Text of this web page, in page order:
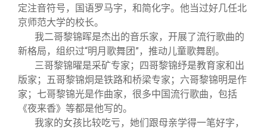
定注音符号，国语罗马字，和简化字。他当过好几任北
京师范大学的校长。
我二哥黎锦晖是杰出的音乐家，开展了流行歌曲的
新格局，组织过“明月歌舞团”，推动儿童歌舞剧。
三哥黎锦曜是采矿专家；四哥黎锦纾是教育家和出
版家；五哥黎锦炯是铁路和桥梁专家；六哥黎锦明是作
家；七哥黎锦光是作曲家，很多中国流行歌曲，包括
《夜来香》等都是他写的。
我家的女孩比较吃亏，她们跟母亲学得一笔好字，